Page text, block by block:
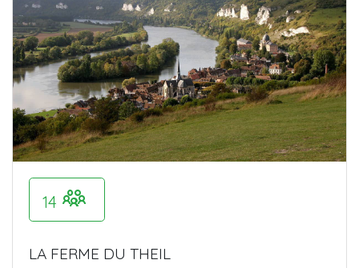
14
LA FERME DU THEIL